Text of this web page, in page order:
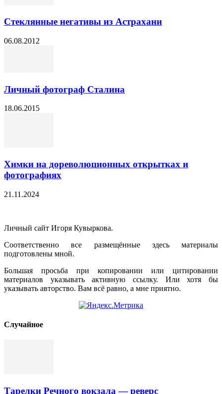
Стеклянные негативы из Астрахани
06.08.2012
Личный фотограф Сталина
18.06.2015
Химки на дореволюционных открытках и
фотографиях
21.11.2024
Личный сайт Игоря Кувыркова.
Соответственно все размещённые здесь материалы
подготовлены мной.
Большая просьба при копировании или цитировании
материалов указывать активную ссылку. Или хотя бы
указывать авторство. Вам всё равно, а мне приятно.
Cлучайное
Тарелки Речного вокзала — реверс